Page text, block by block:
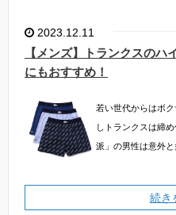
2023.12.11
【メンズ】トランクスのハ
にもおすすめ！
若い世代からはボク
しトランクスは締
派」の男性は意外と
続き